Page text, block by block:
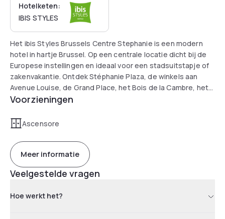
Hotelketen:
IBIS STYLES
Het ibis Styles Brussels Centre Stephanie is een modern
hotel in hartje Brussel. Op een centrale locatie dicht bij de
Europese instellingen en ideaal voor een stadsuitstapje of
zakenvakantie. Ontdek Stéphanie Plaza, de winkels aan
Avenue Louise, de Grand Place, het Bois de la Cambre, het
Horta Museum en kunstgalerieën en tentoonstellingen. Veel
beschikbaar. U kunt dineren in onze kamers die een
magnetron en koelkast hebben.
Voorzieningen
Ascensore
Meer informatie
Veelgestelde vragen
Hoe werkt het?